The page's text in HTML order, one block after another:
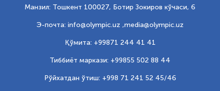
Манзил: Тошкент 100027, Ботир Зокиров кўчаси, 6
Э-почта: info@olympic.uz ,media@olympic.uz
Қўмита: +99871 244 41 41
Тиббиёт маркази: +99855 502 88 44
Рўйхатдан ўтиш: +998 71 241 52 45/46